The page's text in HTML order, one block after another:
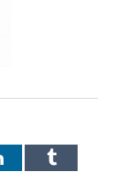
LinkedInTumblr